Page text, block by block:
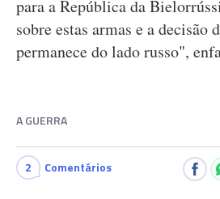
para a República da
sobre estas armas e a decisão
permanece do lado russo",
A GUERRA
2 Comentários